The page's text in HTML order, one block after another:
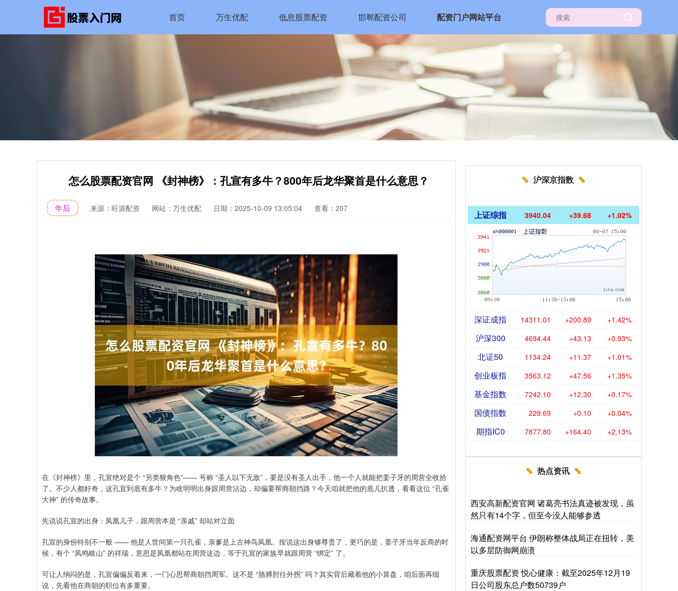
首页 万生优配 低息股票配资 邯郸配资公司 配资门户网站平台
怎么股票配资官网 《封神榜》：孔宣有多牛？800年后龙华聚首是什么意思？
年后 来源：旺源配资 网站：万生优配 日期：2025-10-09 13:05:04 查看：207
在《封神榜》里，孔宣绝对是个 “另类狠角色”—— 号称 “圣人以下无敌”，要是没有圣人出手，他一个人就能把姜子牙的周营全收拾
了。不少人都好奇，这孔宣到底有多牛？为啥明明出身跟周营沾边，却偏要帮商朝挡路？今天咱就把他的底儿扒透，看看这位 “孔雀
大神” 的传奇故事。
先说说孔宣的出身：凤凰儿子，跟周营本是 “亲戚” 却站对立面
孔宣的身份特别不一般 —— 他是人世间第一只孔雀，亲爹是上古神鸟凤凰。按说这出身够尊贵了，更巧的是，姜子牙当年反商的时
候，有个 “凤鸣岐山” 的祥瑞，意思是凤凰都站在周营这边，等于孔宣的家族早就跟周营 “绑定” 了。
可让人纳闷的是，孔宣偏偏反着来，一门心思帮商朝挡周军。这不是 “胳膊肘往外拐” 吗？其实背后藏着他的小算盘，咱后面再细
说，先看他在商朝的职位有多重要。
沪深京指数
上证综指 3940.04 +39.68 +1.02%
深证成指 14311.01 +200.89 +1.42%
沪深300 4694.44 +43.13 +0.93%
北证50 1134.24 +11.37 +1.01%
创业板指 3563.12 +47.56 +1.35%
基金指数 7242.10 +12.30 +0.17%
国债指数 229.69 +0.10 +0.04%
期指IC0 7877.80 +164.40 +2.13%
热点资讯
西安高新配资官网 诸葛亮书法真迹被发现，虽
然只有14个字，但至今没人能够参透
海通配资网平台 伊朗称整体战局正在扭转，美
以多层防御网崩溃
重庆股票配资 悦心健康：截至2025年12月19
日公司股东总户数50739户